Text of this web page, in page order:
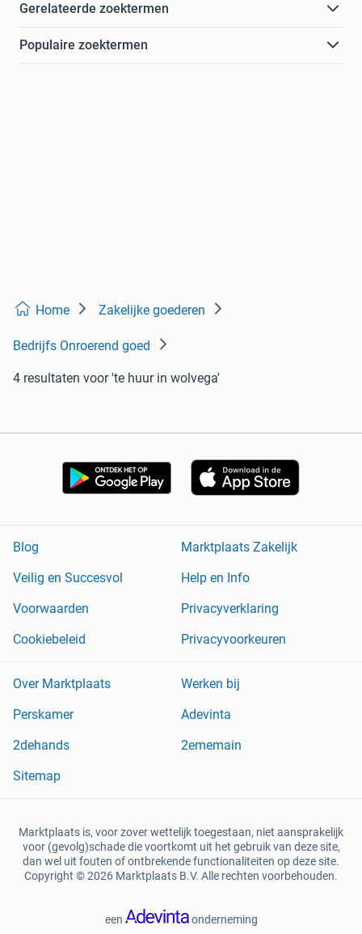
Gerelateerde zoektermen
Populaire zoektermen
Home Zakelijke goederen
Bedrijfs Onroerend goed
4 resultaten voor 'te huur in wolvega'
Blog
Marktplaats Zakelijk
Veilig en Succesvol
Help en Info
Voorwaarden
Privacyverklaring
Cookiebeleid
Privacyvoorkeuren
Over Marktplaats
Werken bij
Perskamer
Adevinta
2dehands
2ememain
Sitemap
Marktplaats is, voor zover wettelijk toegestaan, niet aansprakelijk
voor (gevolg)schade die voortkomt uit het gebruik van deze site,
dan wel uit fouten of ontbrekende functionaliteiten op deze site.
Copyright © 2026 Marktplaats B.V. Alle rechten voorbehouden.
een onderneming